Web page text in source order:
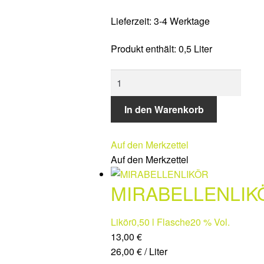
Lieferzeit:3-4 Werktage
Produkt enthält: 0,5 Liter
Menge
In den Warenkorb
Auf den Merkzettel
Auf den Merkzettel
Likör0,50 l Flasche20 % Vol.
13,00€
26,00€/Liter